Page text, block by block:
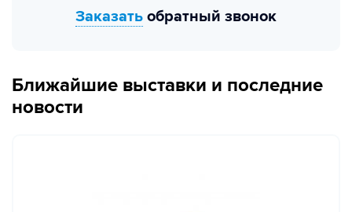
Заказать обратный звонок
Ближайшие выставки и последние
новости